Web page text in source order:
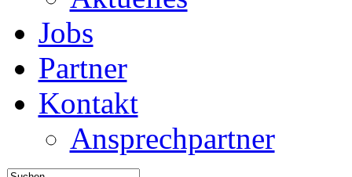
Jobs
Partner
Kontakt
Ansprechpartner